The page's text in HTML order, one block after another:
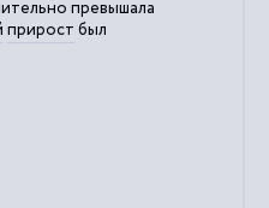
превышала
прирост был